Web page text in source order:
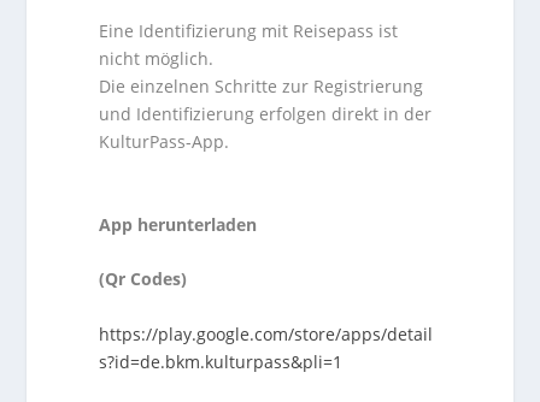
Eine Identifizierung mit Reisepass ist
nicht möglich.
Die einzelnen Schritte zur Registrierung
und Identifizierung erfolgen direkt in der
KulturPass-App.
App herunterladen
(Qr Codes)
https://play.google.com/store/apps/detail
s?id=de.bkm.kulturpass&pli=1